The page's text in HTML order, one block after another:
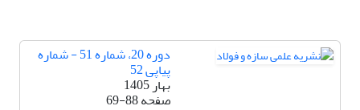
دوره 20، شماره 51 - شماره
پیاپی 52
بهار 1405
صفحه69-88